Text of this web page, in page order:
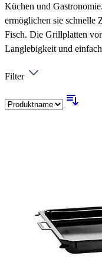
Küchen und
ermöglichen sie schnelle
Fisch. Die Grillplatten
Langlebigkeit und
Filter